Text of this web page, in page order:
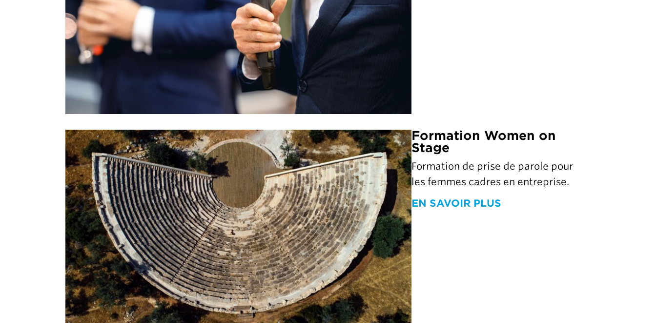
Formation Women on
Stage
Formation de prise de parole pour
les femmes cadres en entreprise.
EN SAVOIR PLUS